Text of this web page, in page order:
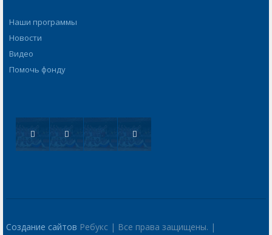
Наши программы
Новости
Видео
Помочь фонду
Создание сайтов Ребукс | Все права защищены. |